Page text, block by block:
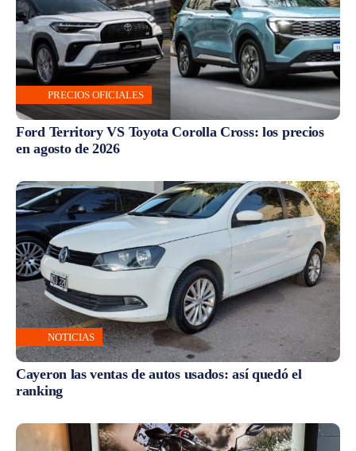
PRECIOS OFICIALES
Ford Territory VS Toyota Corolla Cross: los precios
en agosto de 2026
NOTICIAS
Cayeron las ventas de autos usados: así quedó el
ranking